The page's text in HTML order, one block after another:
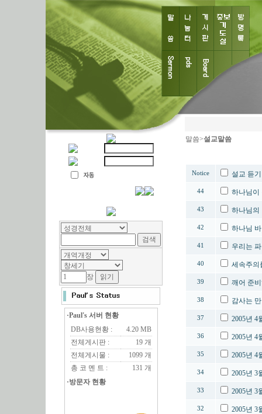
장
·Paul's 서버 현황
DB사용현황 :
4.20 MB
전체게시판 :
19 개
전체게시물 :
1099 개
총 코 멘 트 :
131 개
·방문자 현황
말씀>설교말씀
Notice 설교 듣기
44 하나님이
43 하나님의
42 하나님
41 우리는
40 세속주의
39 깨어 준
38 감사는
37 2005년 4
36 2005년 4
35 2005년 4
34 2005년 3
33 2005년 3
32 2005년 3